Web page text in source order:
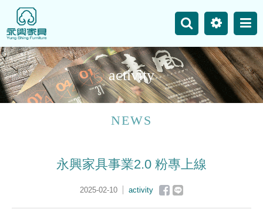
Site Map
主選單
Business
News
NEWS
activity
永興家具事業2.0 粉專上線
2025-02-10 activity